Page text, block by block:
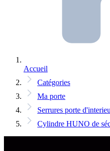
Accueil
Catégories
Ma porte
Serrures porte
Cylindre HUNO de